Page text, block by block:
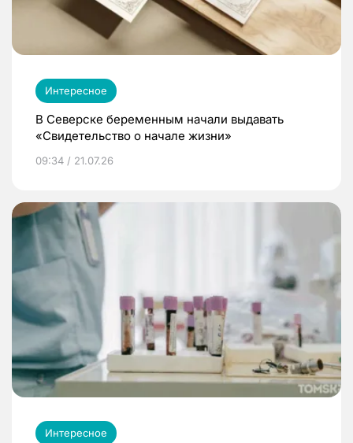
Интересное
В Северске беременным начали выдавать
«Свидетельство о начале жизни»
09:34 / 21.07.26
Интересное